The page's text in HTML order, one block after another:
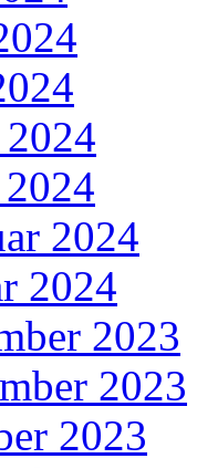
2024
2024
2023
2023
2023